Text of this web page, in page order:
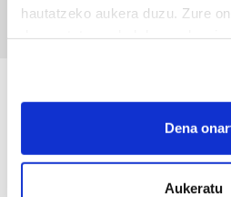
hautatzeko aukera duzu. Zure
If you allow, we would also like
Collect information about
meters
Identify your device by
Dena
Aukeratu
KIROLA